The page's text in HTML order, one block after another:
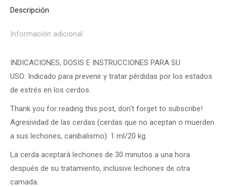
Descripción
Información adicional
INDICACIONES, DOSIS E INSTRUCCIONES PARA SU
USO: Indicado para prevenir y tratar pérdidas por los estados
de estrés en los cerdos.
Thank you for reading this post, don't forget to subscribe!
Agresividad de las cerdas (cerdas que no aceptan o muer­den
a sus lechones, canibalismo): 1 ml/20 kg.
La cerda aceptará lechones de 30 minutos a una hora
después de su tratamiento, inclusive lechones de otra
camada.